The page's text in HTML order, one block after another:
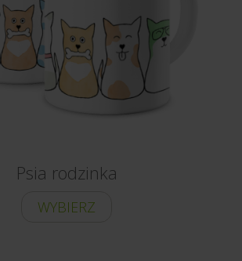
Psia rodzinka
WYBIERZ